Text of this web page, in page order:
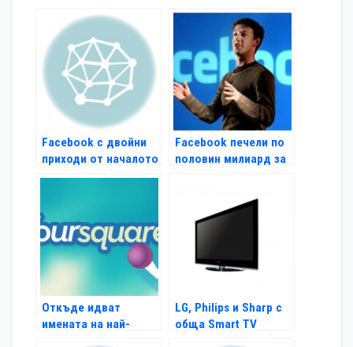
Facebook с двойни
приходи от началото
на 2011 г.
Facebook печели по
половин милиард за
Откъде идват
имената на най-
LG, Philips и Sharp с
обща Smart TV